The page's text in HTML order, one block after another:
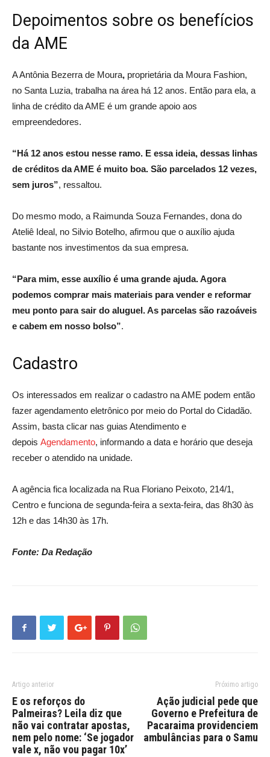
Depoimentos sobre os benefícios
da AME
A Antônia Bezerra de Moura, proprietária da Moura Fashion,
no Santa Luzia, trabalha na área há 12 anos. Então para ela, a
linha de crédito da AME é um grande apoio aos
empreendedores.
“Há 12 anos estou nesse ramo. E essa ideia, dessas linhas
de créditos da AME é muito boa. São parcelados 12 vezes,
sem juros”, ressaltou.
Do mesmo modo, a Raimunda Souza Fernandes, dona do
Ateliê Ideal, no Silvio Botelho, afirmou que o auxílio ajuda
bastante nos investimentos da sua empresa.
“Para mim, esse auxílio é uma grande ajuda. Agora
podemos comprar mais materiais para vender e reformar
meu ponto para sair do aluguel. As parcelas são razoáveis
e cabem em nosso bolso”.
Cadastro
Os interessados em realizar o cadastro na AME podem então
fazer agendamento eletrônico por meio do Portal do Cidadão.
Assim, basta clicar nas guias Atendimento e
depois Agendamento, informando a data e horário que deseja
receber o atendido na unidade.
A agência fica localizada na Rua Floriano Peixoto, 214/1,
Centro e funciona de segunda-feira a sexta-feira, das 8h30 às
12h e das 14h30 às 17h.
Fonte: Da Redação
Artigo anterior
E os reforços do
Palmeiras? Leila diz que
não vai contratar apostas,
nem pelo nome: ‘Se jogador
vale x, não vou pagar 10x’
Próximo artigo
Ação judicial pede que
Governo e Prefeitura de
Pacaraima providenciem
ambulâncias para o Samu